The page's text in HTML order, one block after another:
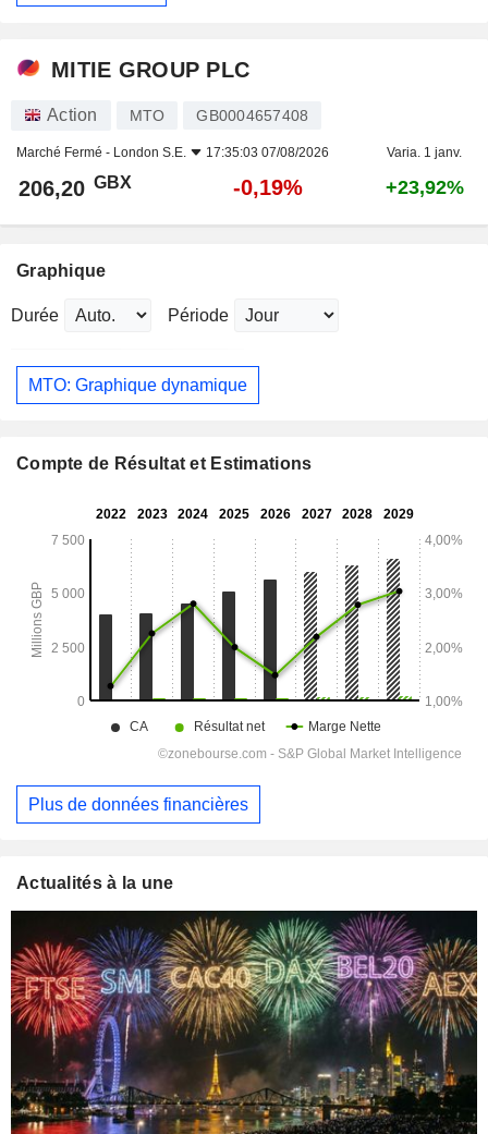
MITIE GROUP PLC
Action MTO GB0004657408
Marché Fermé - London S.E. 17:35:03 07/08/2026 Varia. 1 janv.
206,20 GBX -0,19% +23,92%
Graphique
Durée Période
MTO: Graphique dynamique
Compte de Résultat et Estimations
Plus de données financières
Actualités à la une